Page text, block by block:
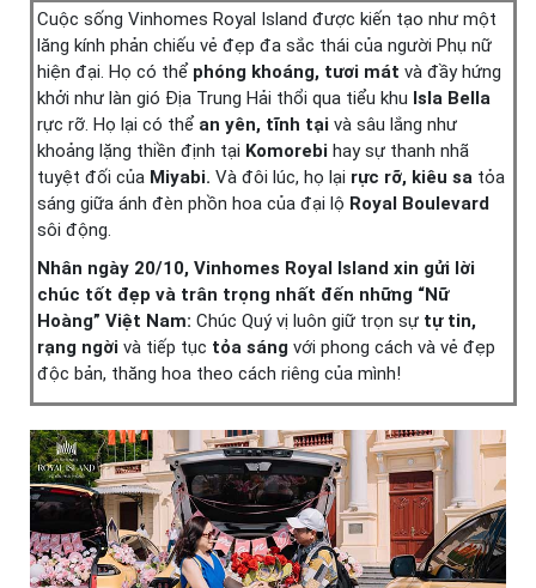
Cuộc sống Vinhomes Royal Island được kiến tạo như một
lăng kính phản chiếu vẻ đẹp đa sắc thái của người Phụ nữ
hiện đại. Họ có thể phóng khoáng, tươi mát và đầy hứng
khởi như làn gió Địa Trung Hải thổi qua tiểu khu Isla Bella
rực rỡ. Họ lại có thể an yên, tĩnh tại và sâu lắng như
khoảng lặng thiền định tại Komorebi hay sự thanh nhã
tuyệt đối của Miyabi. Và đôi lúc, họ lại rực rỡ, kiêu sa tỏa
sáng giữa ánh đèn phồn hoa của đại lộ Royal Boulevard
sôi động.
Nhân ngày 20/10, Vinhomes Royal Island xin gửi lời
chúc tốt đẹp và trân trọng nhất đến những “Nữ
Hoàng” Việt Nam: Chúc Quý vị luôn giữ trọn sự tự tin,
rạng ngời và tiếp tục tỏa sáng với phong cách và vẻ đẹp
độc bản, thăng hoa theo cách riêng của mình!